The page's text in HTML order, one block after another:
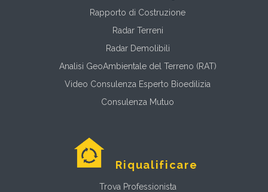
Rapporto di Costruzione
Radar Terreni
Radar Demolibili
Analisi GeoAmbientale del Terreno (RAT)
Video Consulenza Esperto Bioedilizia
Consulenza Mutuo
Riqualificare
Trova Professionista